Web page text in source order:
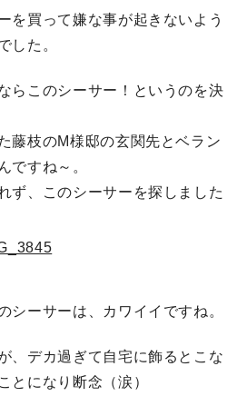
スタッフブログ
会社情報
を買って嫌な事が起きないよう
した。
らこのシーサー！というのを決
藤枝のM様邸の玄関先とベラン
ですね～。
ず、このシーサーを探しました
シーサーは、カワイイですね。
、デカ過ぎて自宅に飾るとこな
とになり断念（涙）